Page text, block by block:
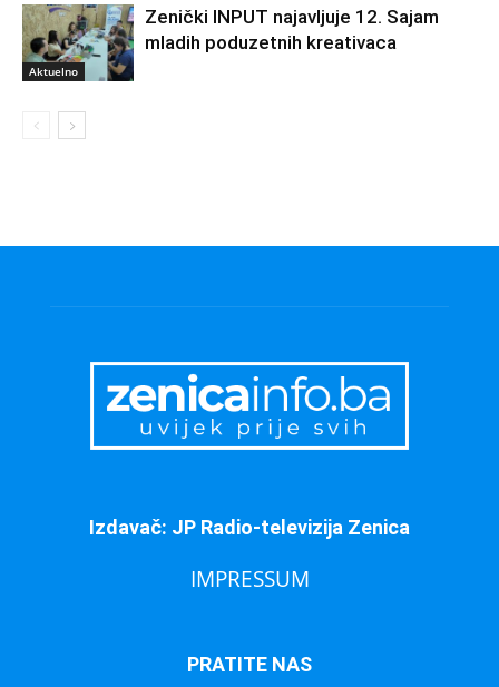
Aktuelno
Zenički INPUT najavljuje 12. Sajam
mladih poduzetnih kreativaca
Izdavač: JP Radio-televizija Zenica
IMPRESSUM
PRATITE NAS